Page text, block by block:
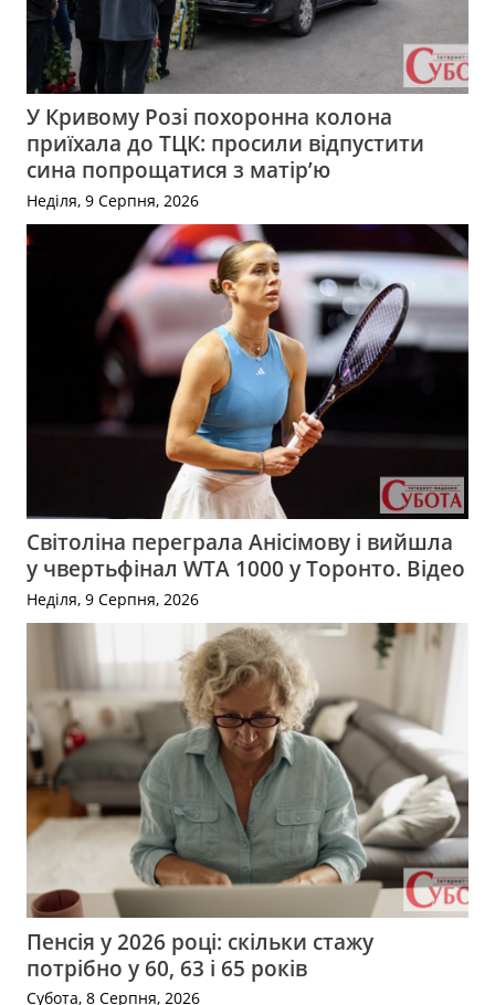
У Кривому Розі похоронна колона
приїхала до ТЦК: просили відпустити
сина попрощатися з матір’ю
Неділя, 9 Серпня, 2026
Світоліна переграла Анісімову і вийшла
у чвертьфінал WTA 1000 у Торонто. Відео
Неділя, 9 Серпня, 2026
Пенсія у 2026 році: скільки стажу
потрібно у 60, 63 і 65 років
Субота, 8 Серпня, 2026